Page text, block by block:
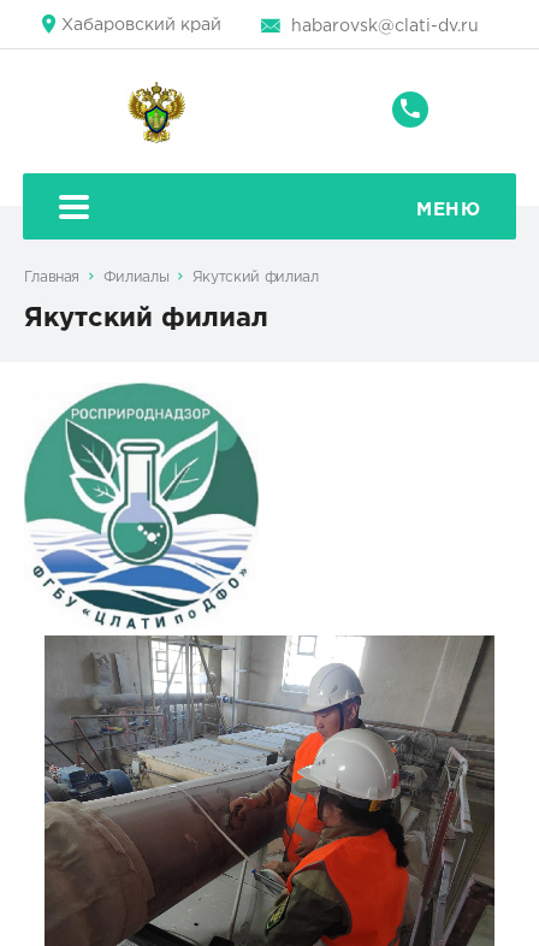
Хабаровский край habarovsk@clati-dv.ru
+7
42-
42
МЕНЮ
Главная Филиалы Якутский филиал
Якутский филиал